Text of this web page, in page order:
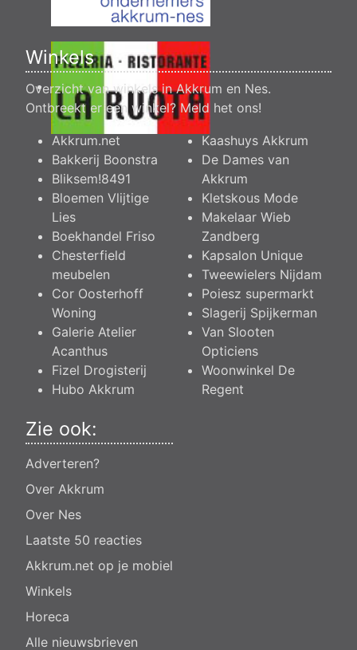
Winkels
Overzicht van winkels in Akkrum en Nes.
Ontbreekt er een winkel?Meld het ons!
Akkrum.net
Bakkerij Boonstra
Bliksem!8491
Bloemen Vlijtige
Lies
Boekhandel Friso
Chesterfield
meubelen
Cor Oosterhoff
Woning
Galerie Atelier
Acanthus
Fizel Drogisterij
Hubo Akkrum
Kaashuys Akkrum
De Dames van
Akkrum
Kletskous Mode
Makelaar Wieb
Zandberg
Kapsalon Unique
Tweewielers Nijdam
Poiesz supermarkt
Slagerij Spijkerman
Van Slooten
Opticiens
Woonwinkel De
Regent
Zie ook:
Adverteren?
Over Akkrum
Over Nes
Laatste 50 reacties
Akkrum.net op je mobiel
Winkels
Horeca
Alle nieuwsbrieven